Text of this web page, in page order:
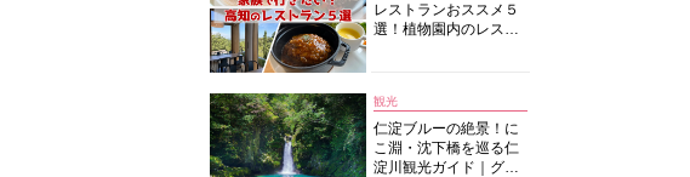
レストランおススメ５
選！植物園内のレスト
観光
仁淀ブルーの絶景！に
こ淵・沈下橋を巡る仁
淀川観光ガイド｜グル